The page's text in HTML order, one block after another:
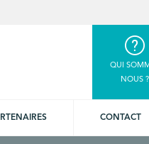
QUI
NOUS ?
CONTACT